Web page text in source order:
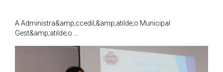
A Administra&amp;ccedil;&amp;atilde;o Municipal
Gest&amp;atilde;o ...